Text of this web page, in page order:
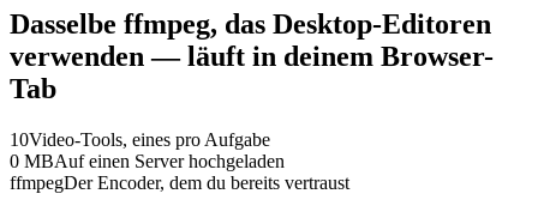
Dasselbe ffmpeg, das Desktop-Editoren
verwenden — läuft in deinem Browser-
Tab
10Video-Tools, eines pro Aufgabe
0 MBAuf einen Server hochgeladen
ffmpegDer Encoder, dem du bereits vertraust